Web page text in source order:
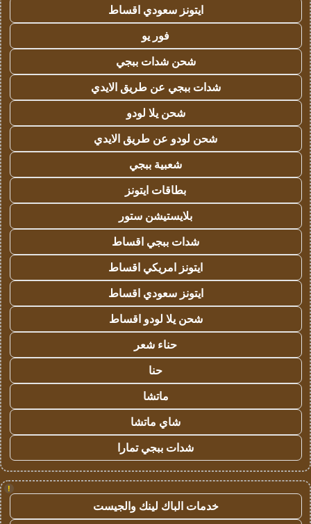
ايتونز سعودي اقساط
فور يو
شحن شدات ببجي
شدات ببجي عن طريق الايدي
شحن يلا لودو
شحن لودو عن طريق الايدي
شعبية ببجي
بطاقات ايتونز
بلايستيشن ستور
شدات ببجي اقساط
ايتونز امريكي اقساط
ايتونز سعودي اقساط
شحن يلا لودو اقساط
حناء شعر
حنا
ماتشا
شاي ماتشا
شدات ببجي تمارا
!
خدمات الباك لينك والجيست